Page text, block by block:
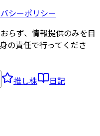
シーポリシー
らず、情報提供のみを目
の責任で行ってくださ
推し株 日記